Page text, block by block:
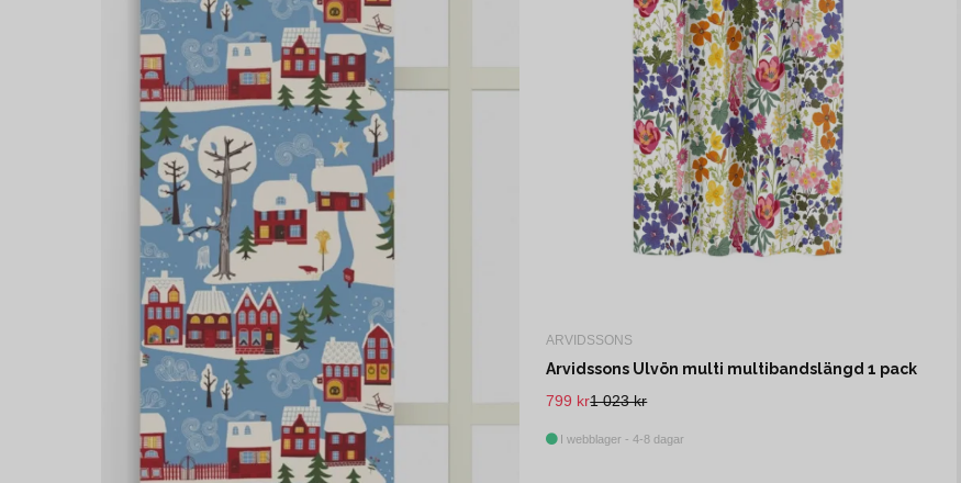
ARVIDSSONS
Arvidssons Ulvön multi multibandslängd 1 pack
1 023 kr
799 kr
I webblager - 4-8 dagar